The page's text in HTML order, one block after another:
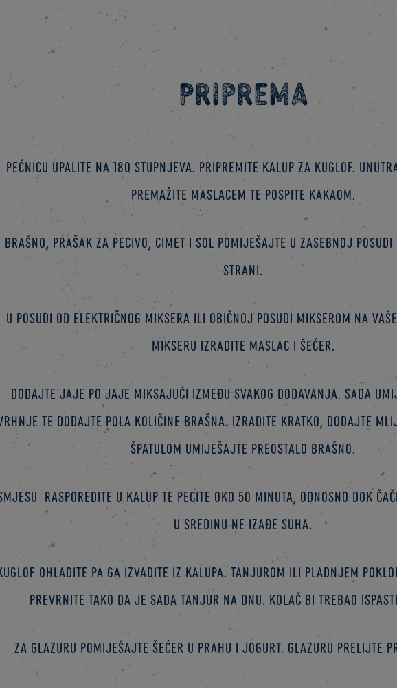
Priprema
Pećnicu upalite na 180 stupnjeva. Pripremite kalup za kuglof.
premažite maslacem te pospite kakaom.
Brašno, prašak za pecivo, cimet i sol pomiješajte u zasebnoj
strani.
U posudi od električnog miksera ili običnoj posudi mikserom na
mikseru izradite maslac i šećer.
Dodajte jaje po jaje miksajući između svakog dodavanja. Sada
te dodajte pola količine brašna. Izradite kratko, dodajte
špatulom umiješajte preostalo brašno.
rasporedite u kalup te pecite oko 50 minuta, odnosno dok
u sredinu ne izađe suha.
ohladite pa ga izvadite iz kalupa. Tanjurom ili pladnjem
prevrnite tako da je sada tanjur na dnu. Kolač bi trebao
Za glazuru pomiješajte šećer u prahu i jogurt. Glazuru prelijte